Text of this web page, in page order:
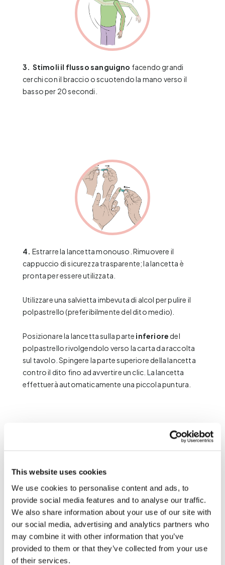
This website uses cookies
We use cookies to personalise content and ads, to
provide social media features and to analyse our traffic.
We also share information about your use of our site with
our social media, advertising and analytics partners who
may combine it with other information that you’ve
provided to them or that they’ve collected from your use
of their services.
3. Stimoli il flusso sanguigno facendo grandi
cerchi con il braccio o scuotendo la mano verso il
basso per 20 secondi.
4. Estrarre la lancetta monouso. Rimuovere il
cappuccio di sicurezza trasparente; la lancetta è
pronta per essere utilizzata.
Utilizzare una salvietta imbevuta di alcol per pulire il
polpastrello (preferibilmente del dito medio).
Posizionare la lancetta sulla parte inferioredel
polpastrello rivolgendolo verso la carta da raccolta
sul tavolo. Spingere la parte superiore della lancetta
contro il dito fino ad avvertire un clic. La lancetta
effettuerà automaticamente una piccola puntura.
Non tocchi la carta da filtro con le dita.